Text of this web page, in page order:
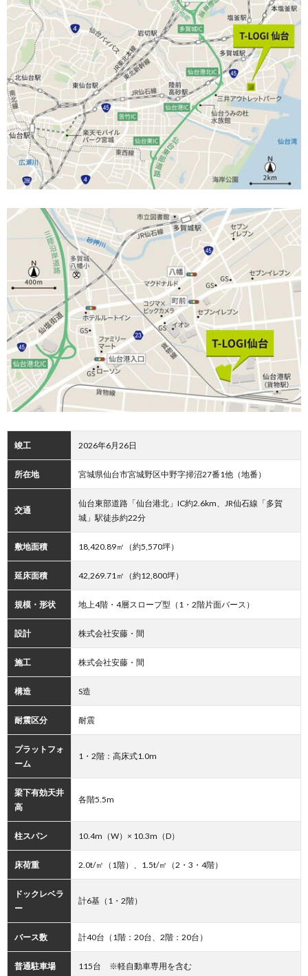
竣工 2026年6月26日
所在地 宮城県仙台市宮城野区中野字掃沼27番1他（地番）
交通
仙台東部道路「仙台港北」IC約2.6km、JR仙石線「多賀
城」駅徒歩約22分
敷地面積 18,420.89㎡（約5,570坪）
延床面積 42,269.71㎡（約12,800坪）
規模・形状 地上4階・4層スロープ型（1・2階片面バース）
設計 株式会社安藤・間
施工 株式会社安藤・間
構造 S造
耐震区分 耐震
プラットフォ
ーム
1・2階：高床式1.0m
梁下有効天井
高
各階5.5m
柱スパン 10.4m（W）× 10.3m（D）
床荷重 2.0t/㎡（1階）、1.5t/㎡（2・3・4階）
ドックレベラ
ー
計6基（1・2階）
バース数 計40台（1階：20台、2階：20台）
普通駐車場 115台 ※軽自動車専用を含む